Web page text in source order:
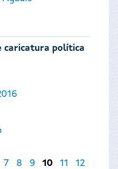
caricatura política
7 8 9 10 11
12